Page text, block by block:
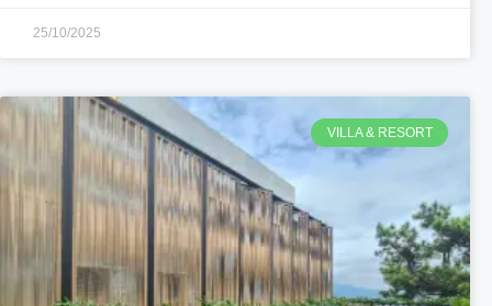
25/10/2025
VILLA & RESORT